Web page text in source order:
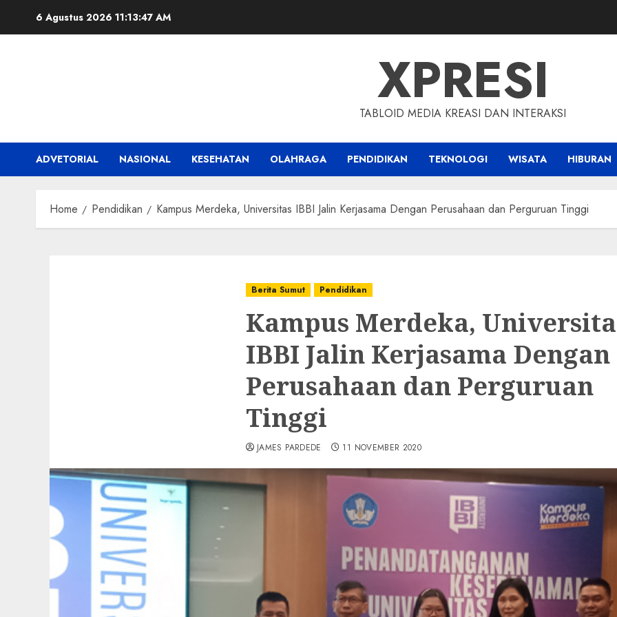
6 Agustus 2026 11:13:48 AM
XPRESI
TABLOID MEDIA KREASI DAN INTERAKSI
ADVETORIAL NASIONAL KESEHATAN OLAHRAGA PENDIDIKAN TEKNOLOGI WISATA HIBURAN
Home Pendidikan Kampus Merdeka, Universitas IBBI Jalin Kerjasama Dengan Perusahaan dan Perguruan Tinggi
Berita Sumut Pendidikan
Kampus Merdeka,
IBBI Jalin Kerjasama Dengan
Perusahaan dan Perguruan
Tinggi
JAMES PARDEDE 11 NOVEMBER 2020